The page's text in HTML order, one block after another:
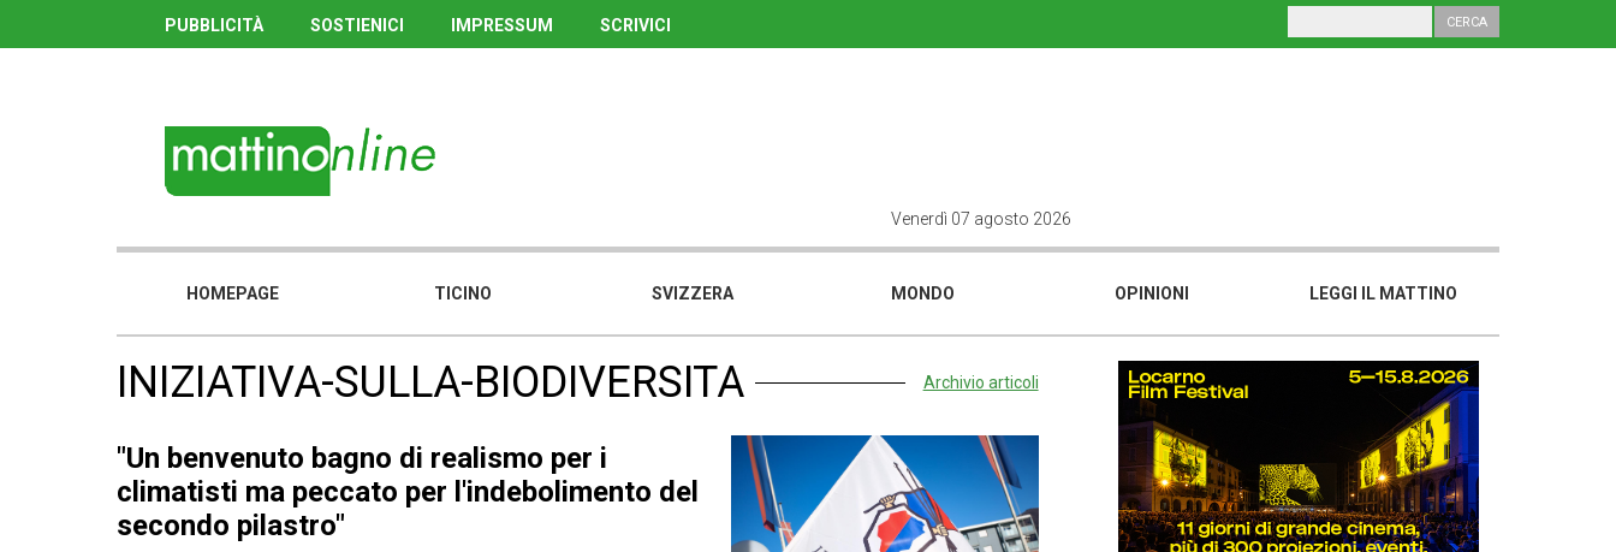
PUBBLICITÀ SOSTIENICI IMPRESSUM SCRIVICI
Venerdì 07 agosto 2026
HOMEPAGE TICINO SVIZZERA MONDO OPINIONI LEGGI IL MATTINO
INIZIATIVA-SULLA-BIODIVERSITA Archivio articoli
"Un benvenuto bagno di realismo per i
climatisti ma peccato per l'indebolimento del
secondo pilastro"